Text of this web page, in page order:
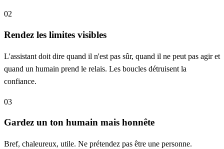
02
Rendez les limites visibles
L'assistant doit dire quand il n'est pas sûr, quand il ne peut pas agir et
quand un humain prend le relais. Les boucles détruisent la
confiance.
03
Gardez un ton humain mais honnête
Bref, chaleureux, utile. Ne prétendez pas être une personne.